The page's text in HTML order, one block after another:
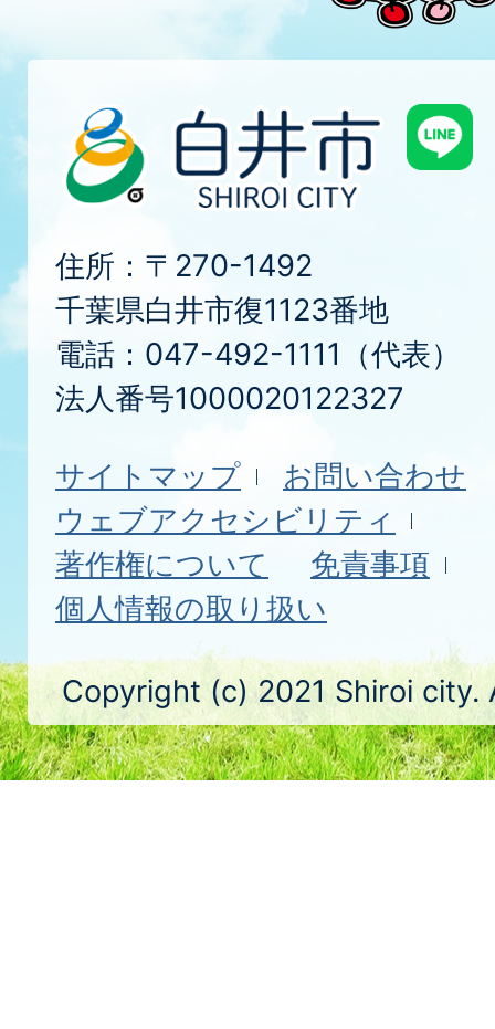
住所：〒270-1492
千葉県白井市復1123番地
電話：047-492-1111（代表）
法人番号1000020122327
サイトマップ
お問い合わせ
ウェブアクセシビリティ
著作権について
免責事項
個人情報の取り扱い
Copyright (c) 2021 Shiroi city.